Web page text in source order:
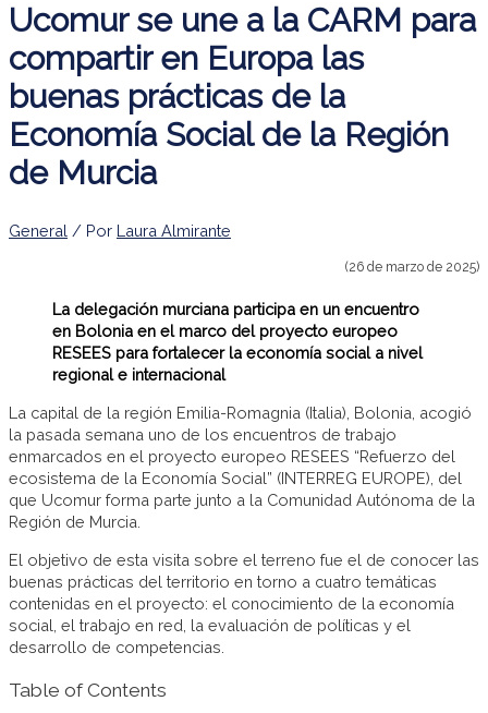
Ucomur se une a la CARM para
compartir en Europa las
buenas prácticas de la
Economía Social de la Región
de Murcia
General / Por Laura Almirante
(26 de marzo de 2025)
La delegación murciana participa en un encuentro
en Bolonia en el marco del proyecto europeo
RESEES para fortalecer la economía social a nivel
regional e internacional
La capital de la región Emilia-Romagnia (Italia), Bolonia, acogió
la pasada semana uno de los encuentros de trabajo
enmarcados en el proyecto europeo RESEES “Refuerzo del
ecosistema de la Economía Social” (INTERREG EUROPE), del
que Ucomur forma parte junto a la Comunidad Autónoma de la
Región de Murcia.
El objetivo de esta visita sobre el terreno fue el de conocer las
buenas prácticas del territorio en torno a cuatro temáticas
contenidas en el proyecto: el conocimiento de la economía
social, el trabajo en red, la evaluación de políticas y el
desarrollo de competencias.
Table of Contents